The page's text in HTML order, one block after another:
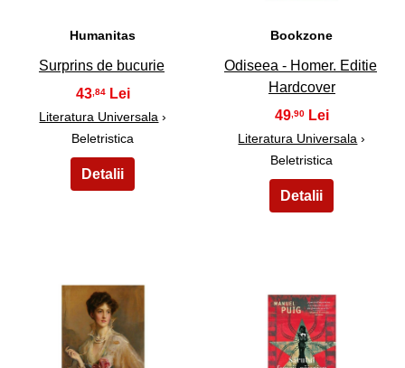
Humanitas
Surprins de bucurie
43 ,84
Literatura Universala ›
Beletristica
Bookzone
Odiseea - Homer. Editie
Hardcover
49,90
Literatura Universala ›
Beletristica
37 38